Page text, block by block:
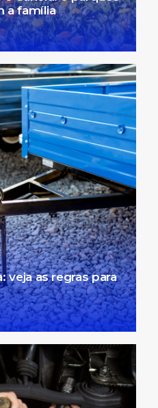
a família
veja as regras para